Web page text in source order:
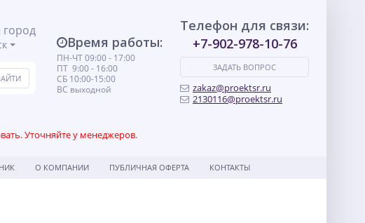
Время работы:
ПН-ЧТ 09:00 - 17:00
ПТ 9:00 - 16:00
СБ 10:00-15:00
ВС выходной
Телефон для связи:
+7-902-978-10-76
ЗАДАТЬ ВОПРОС
zakaz@proektsr.ru
2130116@proektsr.ru
Уточняйте у менеджеров.
О КОМПАНИИ ПУБЛИЧНАЯ ОФЕРТА КОНТАКТЫ